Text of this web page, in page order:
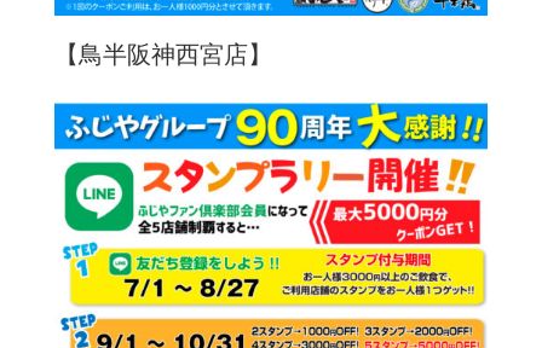
【鳥半阪神西宮店】